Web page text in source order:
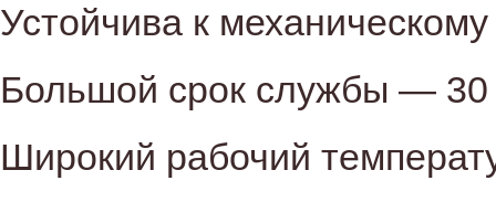
Устойчива к
Большой срок службы — 30
Широкий рабочий